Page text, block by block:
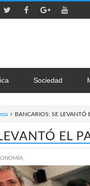
Sociedad
BANCARIOS: SE LEVANTÓ
EL